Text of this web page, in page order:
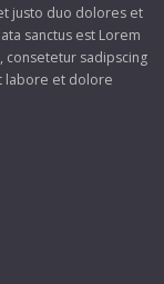
justo duo dolores et
sanctus est Lorem
consetetur sadipscing
labore et dolore